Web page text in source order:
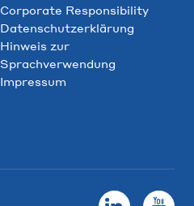
Corporate Responsibility
Datenschutzerklärung
Hinweis zur
Sprachverwendung
Impressum